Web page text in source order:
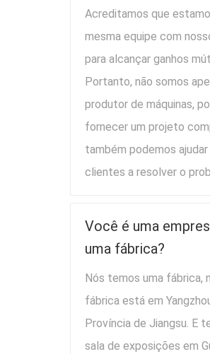
Acreditamos que
mesma equipe com
para alcançar ganhos
Portanto, não somos
produtor de máquinas,
fornecer um projeto
também podemos ajudar
clientes a resolver o
Você é uma
uma fábrica?
Nós temos uma fábrica,
fábrica está em
Província de Jiangsu. E
sala de exposições em